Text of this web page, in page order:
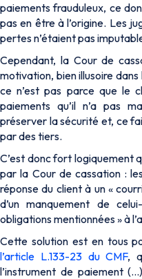
paiements frauduleux, ce
pas en être à l’origine. Les
pertes n’étaient pas
Cependant, la Cour de
motivation, bien illusoire dans
ce n’est pas parce que le
paiements qu’il n’a pas
préserver la sécurité et, ce
par des tiers.
C’est donc fort logiquement
par la Cour de cassation :
réponse du client à un «
d’un manquement de
obligations mentionnées » à
Cette solution est en tous
l’article L.133-23 du CMF,
l’instrument de paiement